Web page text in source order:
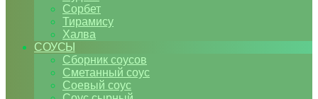
Сорбет
Тирамису
Халва
СОУСЫ
Сборник соусов
Сметанный соус
Соевый соус